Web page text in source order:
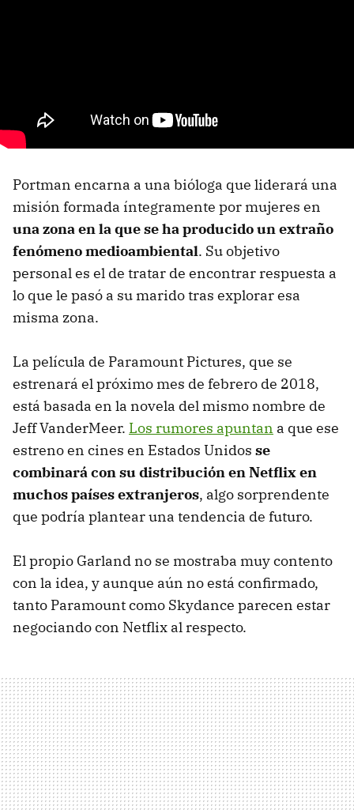
Portman encarna a una bióloga que liderará una
misión formada íntegramente por mujeres en
una zona en la que se ha producido un extraño
fenómeno medioambiental. Su objetivo
personal es el de tratar de encontrar respuesta a
lo que le pasó a su marido tras explorar esa
misma zona.
La película de Paramount Pictures, que se
estrenará el próximo mes de febrero de 2018,
está basada en la novela del mismo nombre de
Jeff VanderMeer. Los rumores apuntan a que ese
estreno en cines en Estados Unidos se
combinará con su distribución en Netflix en
muchos países extranjeros, algo sorprendente
que podría plantear una tendencia de futuro.
El propio Garland no se mostraba muy contento
con la idea, y aunque aún no está confirmado,
tanto Paramount como Skydance parecen estar
negociando con Netflix al respecto.